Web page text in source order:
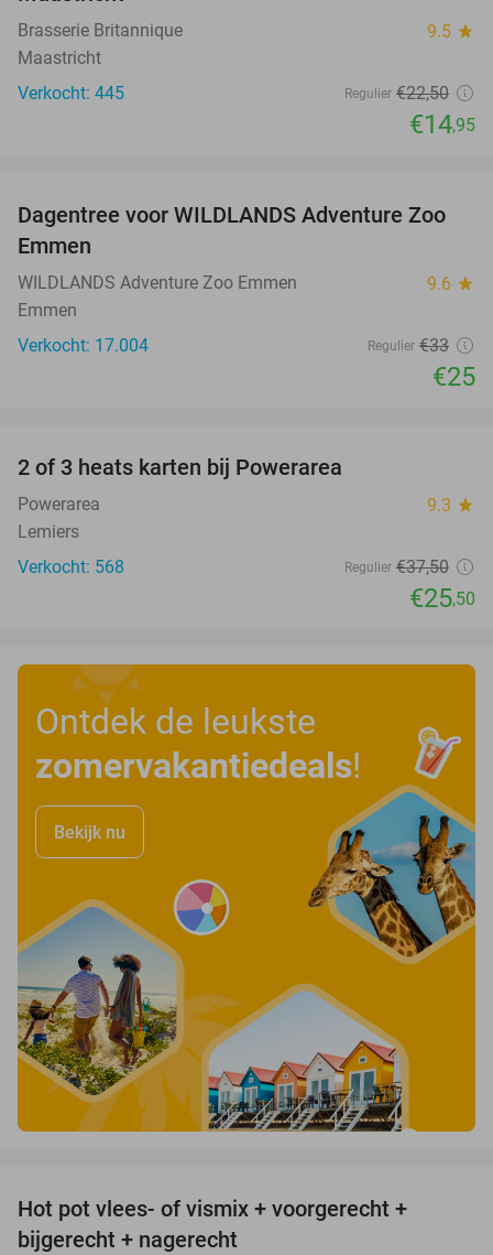
Brasserie Britannique 9.5 star
Maastricht
Verkocht: 445
Regulier €22,50
€14,95
24%
Dagentree voor WILDLANDS Adventure Zoo
Emmen
WILDLANDS Adventure Zoo Emmen 9.6 star
Emmen
Verkocht: 17.004
Regulier €33
€25
2 of 3 heats karten bij Powerarea
Powerarea 9.3 star
Lemiers
Verkocht: 568
Regulier €37,50
€25,50
Ontdek de leukste
zomervakantiedeals!
Bekijk nu
Hot pot vlees- of vismix + voorgerecht +
bijgerecht + nagerecht